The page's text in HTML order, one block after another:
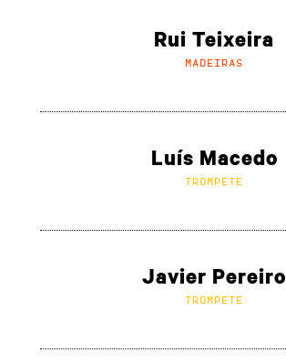
Rui Teixeira
MADEIRAS
Luís Macedo
TROMPETE
Javier Pereiro
TROMPETE